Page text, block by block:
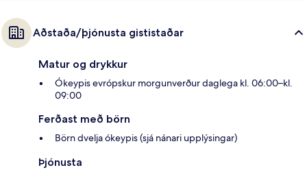
Aðstaða/þjónusta gististaðar
Matur og drykkur
Ókeypis evrópskur morgunverður daglega kl. 06:00–kl.
09:00
Ferðast með börn
Börn dvelja ókeypis (sjá nánari upplýsingar)
Þjónusta